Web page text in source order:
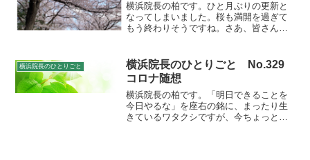
横浜院長の柏です。ひと月ぶりの更新と
なってしまいました。桜も満開を過ぎて
もう終わりそうですね。さあ、皆さん外
うちでも今だけですよ。さあ、外へ出て
みましょう。さて、去る3月...
横浜院長のひとりごと
横浜院長のひとりごと No.329
コロナ随想
横浜院長の柏です。「明日できることを
今日やるな」を座右の銘に、まったり生
きているワタクシですが、今ちょっと焦